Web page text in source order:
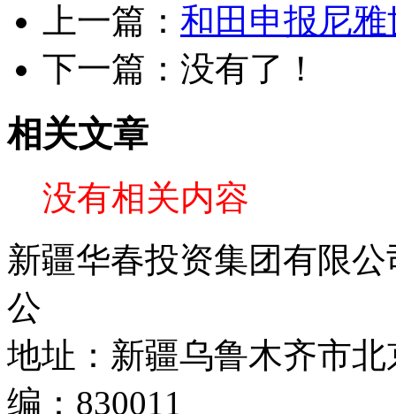
上一篇： 和田申报尼
下一篇：没有了！
相关文章
没有相关内容
新疆华春投资集团有限
公
地址：新疆乌鲁木齐市
编：830011